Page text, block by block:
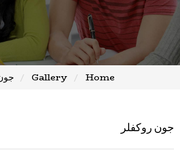
Home
Gallery
جون روكفلر